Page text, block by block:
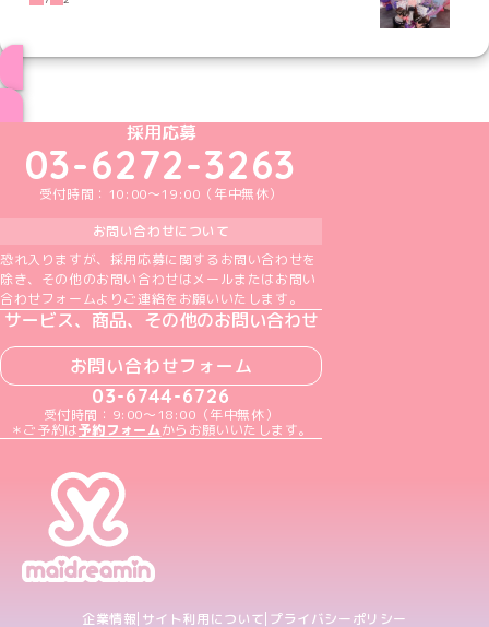
めいどりーみんTikTok公式アカウント
めいどりーみんX公式アカウント
めいどりーみんInstagram公式アカウント
めいどりーみんFacebook公式アカウン
めいどりーみんYouTube公式アカ
採用応募
03-6272-3263
受付時間：10:00～19:00（年中無休）
お問い合わせについて
恐れ入りますが、採用応募に関するお問い合わせを
除き、その他のお問い合わせはメールまたはお問い
合わせフォームよりご連絡をお願いいたします。
サービス、商品、その他のお問い合わせ
お問い合わせフォーム
03-6744-6726
受付時間：9:00～18:00（年中無休）
＊ご予約は予約フォームからお願いいたします。
企業情報 サイト利用について プライバシーポリシー